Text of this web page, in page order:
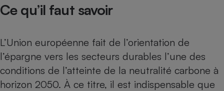
Ce qu’il faut savoir
L’Union européenne fait de l’orientation de
l’épargne vers les secteurs durables l’une des
conditions de l’atteinte de la neutralité carbone à
horizon 2050. À ce titre, il est indispensable que
Radiateur électrique